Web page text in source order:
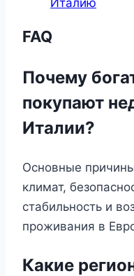
FAQ
Почему
покупают
Италии?
Основные
климат,
стабильность и
проживания в
Какие